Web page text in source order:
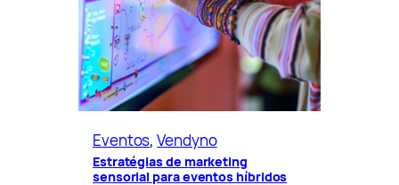
Eventos, Vendyno
Estratégias de marketing
sensorial para eventos híbridos